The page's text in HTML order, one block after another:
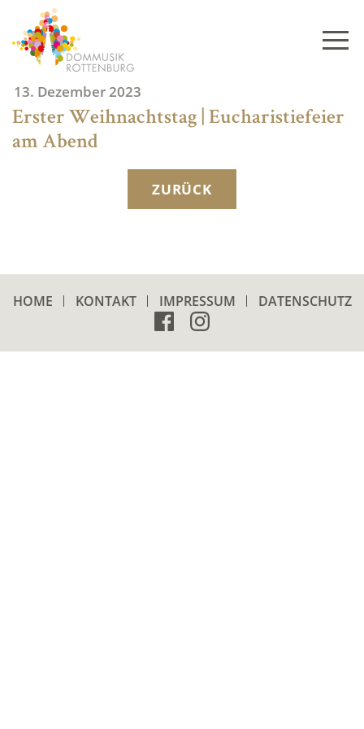
content
13. Dezember 2023
Erster Weihnachtstag | Eucharistiefeier
am Abend
ZURÜCK
HOME KONTAKT IMPRESSUM DATENSCHUTZ